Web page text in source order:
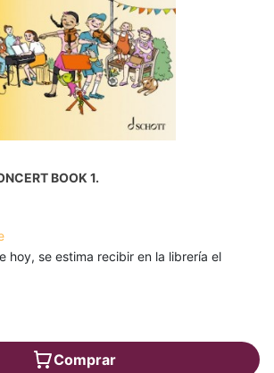
BOOK 1.
hoy, se estima recibir en la librería el
Comprar